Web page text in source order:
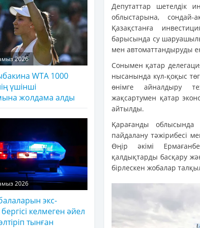
Депутаттар шетелдік
облыстарына,
Қазақстанға
барысында су
мен автоматтандыруды
Сонымен қатар
нысанында күл-қоқыс
өнімге айналдыру
жақсартумен қатар
айтылды.
Қарағанды облысында
пайдалану тәжірибесі
Өңір әкімі
қалдықтарды басқару
бірлескен жобалар
2026
WTA 1000
үшінші
жолдама алды
2026
экс-
келмеген әйел
тынған